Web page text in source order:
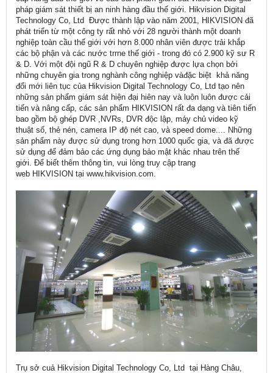
pháp giám sát thiết bị an ninh hàng đầu thế giới. Hikvision Digital
Technology Co, Ltd Được thành lập vào năm 2001, HIKVISION đã
phát triển từ một công ty rất nhỏ với 28 người thành một doanh
nghiệp toàn cầu thế giới với hơn 8.000 nhân viên được trải khắp
các bộ phận và các nước trrne thế giới - trong đó có 2.900 kỹ sư R
& D. Với một đội ngũ R & D chuyên nghiệp được lựa chọn bởi
những chuyên gia trong nghành công nghiệp vàđặc biệt khả năng
đổi mới liên tục của Hikvision Digital Technology Co, Ltd tạo nên
những sản phẩm giám sát hiện đại hiên nay và luôn luôn được cải
tiến và nâng cấp, các sản phẩm HIKVISION rất đa dạng và tiên tiến
bao gồm bộ ghép DVR ,NVRs, DVR độc lập, máy chủ video kỹ
thuật số, thẻ nén, camera IP độ nét cao, và speed dome.... Những
sản phẩm này được sử dụng trong hơn 1000 quốc gia, và đã được
sử dụng để đảm bảo các ứng dụng bảo mật khác nhau trên thế
giới. Để biết thêm thông tin, vui lòng truy cập trang
web HIKVISION tại www.hikvision.com.
Trụ sở cuả Hikvision Digital Technology Co, Ltd tại Hàng Châu,